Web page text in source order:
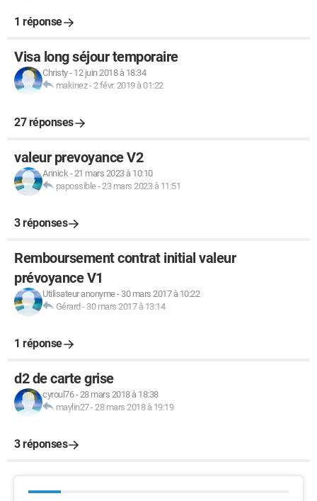
1 réponse
Visa long séjour temporaire
Christy- 12 juin 2018 à 18:34
makinez-2 févr. 2019 à 01:22
27 réponses
valeur prevoyance V2
Annick-21 mars 2023 à 10:10
papossible-23 mars 2023 à 11:51
3 réponses
Remboursement contrat initial valeur
prévoyance V1
Utilisateur anonyme- 30 mars 2017 à 10:22
Gérard - 30 mars 2017 à 13:14
1 réponse
d2 de carte grise
cyroul76-28 mars 2018 à 18:38
maylin27-28 mars 2018 à 19:19
3 réponses